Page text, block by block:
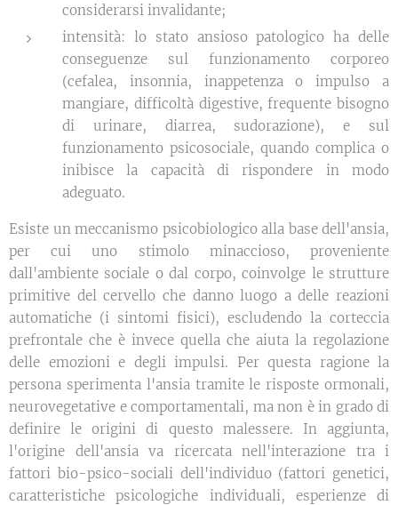
considerarsi invalidante;
intensità: lo stato ansioso patologico ha delle
conseguenze sul funzionamento corporeo
(cefalea, insonnia, inappetenza o impulso a
mangiare, difficoltà digestive, frequente bisogno
di urinare, diarrea, sudorazione), e sul
funzionamento psicosociale, quando complica o
inibisce la capacità di rispondere in modo
adeguato.
Esiste un meccanismo psicobiologico alla base dell'ansia,
per cui uno stimolo minaccioso, proveniente
dall'ambiente sociale o dal corpo, coinvolge le strutture
primitive del cervello che danno luogo a delle reazioni
automatiche (i sintomi fisici), escludendo la corteccia
prefrontale che è invece quella che aiuta la regolazione
delle emozioni e degli impulsi. Per questa ragione la
persona sperimenta l'ansia tramite le risposte ormonali,
neurovegetative e comportamentali, ma non è in grado di
definire le origini di questo malessere. In aggiunta,
l'origine dell'ansia va ricercata nell'interazione tra i
fattori bio-psico-sociali dell'individuo (fattori genetici,
caratteristiche psicologiche individuali, esperienze di